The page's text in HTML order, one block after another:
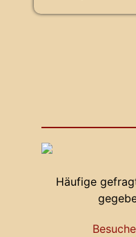
Häufige